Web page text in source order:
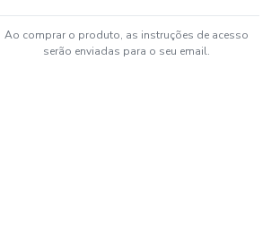
Ao comprar o produto, as instruções de acesso
serão enviadas para o seu email.